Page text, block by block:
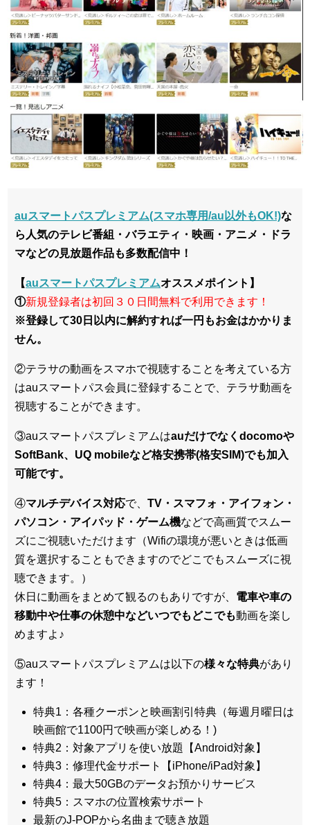
auスマートパスプレミアム(スマホ専用/au以外もOK!)な
ら人気のテレビ番組・バラエティ・映画・アニメ・ドラ
マなどの見放題作品も多数配信中！
【auスマートパスプレミアムオススメポイント】
①新規登録者は初回３０日間無料で利用できます ！
※登録して30日以内に解約すれば一円もお金はかかりま
せん。
②テラサの動画をスマホで視聴することを考えている方
はauスマートパス会員に登録することで、テラサ動画を
視聴することができます。
③auスマートパスプレミアムはauだけでなくdocomoや
SoftBank、UQ mobileなど格安携帯(格安SIM)でも加入
可能です。
④マルチデバイス対応で、 TV・スマフォ・アイフォン・
パソコン・アイパッド・ゲーム機などで高画質でスムー
ズにご視聴いただけます（Wifiの環境が悪いときは低画
質を選択することもできますのでどこでもスムーズに視
聴できます。）
休日に動画をまとめて観るのもありですが、 電車や車の
移動中や仕事の休憩中などいつでもどこでも動画を楽し
めますよ♪
⑤auスマートパスプレミアムは以下の様々な特典があり
ます！
特典1：各種クーポンと映画割引特典（毎週月曜日は
映画館で1100円で映画が楽しめる！)
特典2：対象アプリを使い放題【Android対象】
特典3：修理代金サポート【iPhone/iPad対象】
特典4：最大50GBのデータお預かりサービス
特典5：スマホの位置検索サポート
最新のJ-POPから名曲まで聴き放題